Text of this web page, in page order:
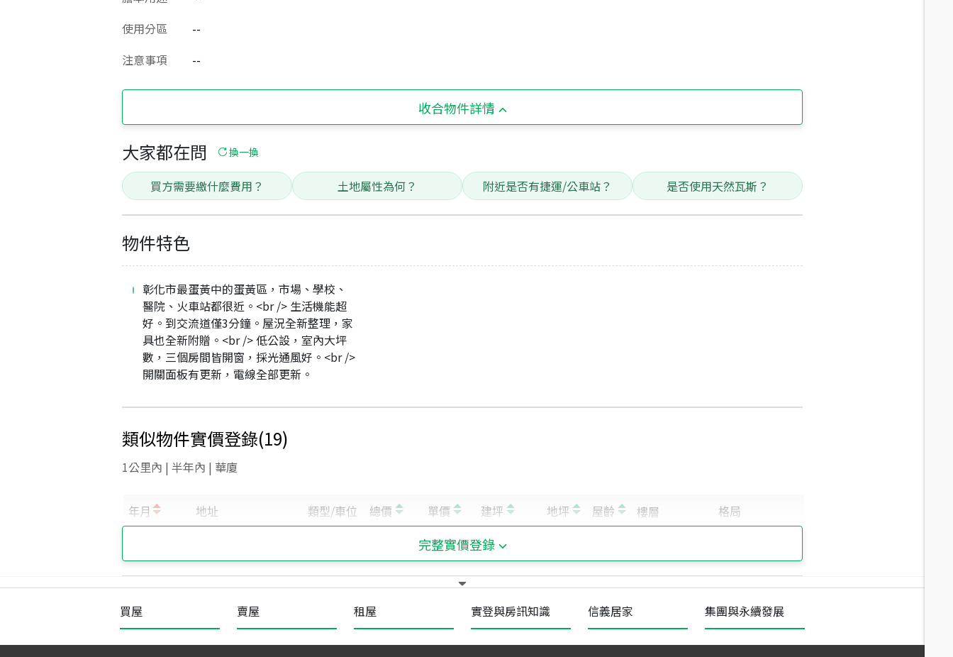
使用分區
--
注意事項
--
收合物件詳情
大家都在問 換一換
買方需要繳什麼費用？ 土地屬性為何？ 附近是否有捷運/公車站？ 是否使用天然瓦斯？
物件特色
彰化市最蛋黃中的蛋黃區，市場、學校、
醫院、火車站都很近。<br /> 生活機能超
好。到交流道僅3分鐘。屋況全新整理，家
具也全新附贈。<br /> 低公設，室內大坪
數，三個房間皆開窗，採光通風好。<br />
開關面板有更新，電線全部更新。
類似物件實價登錄(19)
1公里內 | 半年內 | 華廈
完整實價登錄
買屋 賣屋 租屋 實登與房訊知識 信義居家 集團與永續發展